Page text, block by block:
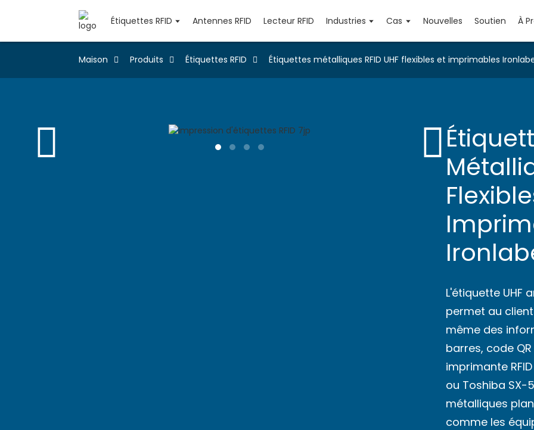
Étiquettes RFID Antennes RFID Lecteur RFID Industries Cas Nouvelles Soutien À
Maison Produits Étiquettes RFID Étiquettes métalliques RFID UHF flexibles et imprimables
L'étiquette UHF
permet au
même des
barres, code
imprimante
ou Toshiba SX-
métalliques
comme les